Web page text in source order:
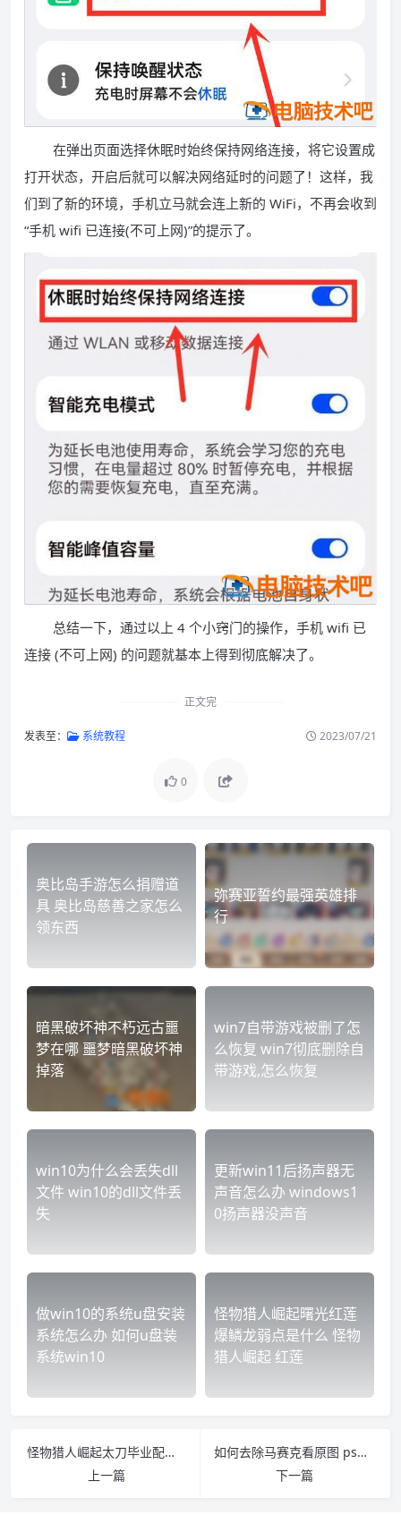
在弹出页面选择休眠时始终保持网络连接，将它设置成
打开状态，开启后就可以解决网络延时的问题了！这样，我
们到了新的环境，手机立马就会连上新的 WiFi，不再会收到
“手机 wifi 已连接(不可上网)”的提示了。
总结一下，通过以上 4 个小窍门的操作，手机 wifi 已
连接 (不可上网) 的问题就基本上得到彻底解决了。
正文完
发表至： 系统教程 2023/07/21
0
奥比岛手游怎么捐赠道
具 奥比岛慈善之家怎么
领东西
弥赛亚誓约最强英雄排
行
暗黑破坏神不朽远古噩
梦在哪 噩梦暗黑破坏神
掉落
win7自带游戏被删了怎
么恢复 win7彻底删除自
带游戏,怎么恢复
win10为什么会丢失dll
文件 win10的dll文件丢
失
更新win11后扬声器无
声音怎么办 windows1
0扬声器没声音
做win10的系统u盘安装
系统怎么办 如何u盘装
系统win10
怪物猎人崛起曙光红莲
爆鳞龙弱点是什么 怪物
猎人崛起 红莲
怪物猎人崛起太刀毕业配装2022 怪物猎人崛起太刀毕业配装3.4
上一篇
如何去除马赛克看原图 ps如何去除马赛克看原图
下一篇